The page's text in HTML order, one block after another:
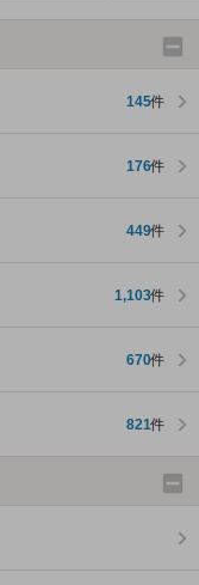
145件
176件
449件
1,103件
670件
821件